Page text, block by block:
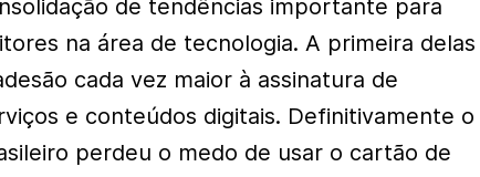
de tendências importante para
na área de tecnologia. A primeira delas
cada vez maior à assinatura de
e conteúdos digitais. Definitivamente o
perdeu o medo de usar o cartão de